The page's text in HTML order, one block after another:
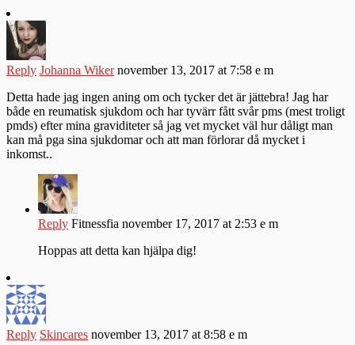
Reply Johanna Wiker november 13, 2017 at 7:58 e m
Detta hade jag ingen aning om och tycker det är jättebra! Jag har
både en reumatisk sjukdom och har tyvärr fått svår pms (mest troligt
pmds) efter mina graviditeter så jag vet mycket väl hur dåligt man
kan må pga sina sjukdomar och att man förlorar då mycket i
inkomst..
Reply Fitnessfia november 17, 2017 at 2:53 e m
Hoppas att detta kan hjälpa dig!
Reply Skincares november 13, 2017 at 8:58 e m